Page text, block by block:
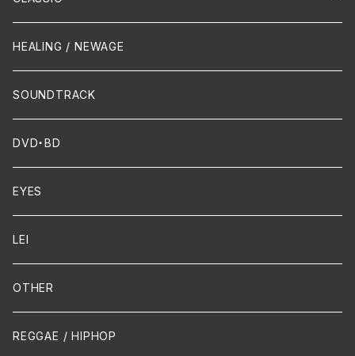
Crossover / Fusion
Dixie / New Orleans
FUNK
Chanson
Piano
Flute
Violin
Cello
Guitar / Ukulele
Mandolin
声楽
HEALING / NEWAGE
SOUNDTRACK
DVD・BD
EYES
LEI
OTHER
REGGAE / HIPHOP